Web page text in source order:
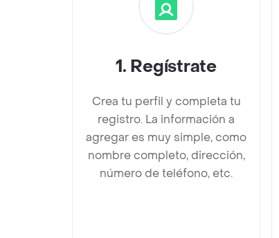
1. Regístrate
Crea tu perfil y completa tu
registro. La información a
agregar es muy simple, como
nombre completo, dirección,
número de teléfono, etc.